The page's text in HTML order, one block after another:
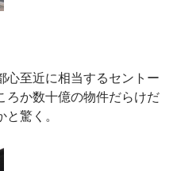
心至近に相当するセントー
ろか数十億の物件だらけだ
驚く。